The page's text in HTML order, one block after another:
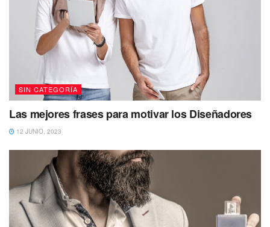
SIN CATEGORÍA
Las mejores frases para motivar los Diseñadores
12 JUNIO, 2023